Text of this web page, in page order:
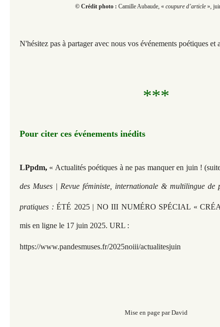
© Crédit photo : Camille Aubaude, « coupure d’article »,
N'hésitez pas à partager avec nous vos événements poétiques et
***
Pour citer ces événements inédits
LPpdm, « Actualités poétiques à ne pas manquer en juin !
des Muses | Revue féministe, internationale & multilingue de
pratiques :ÉTÉ 2025 | NO III NUMÉRO SPÉCIAL «
mis en ligne le 17 juin 2025. URL :
https://www.pandesmuses.fr/2025noiii/actualitesjuin
Mise en page par David